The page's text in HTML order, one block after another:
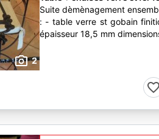
2
Suite dèmènagement
: - table verre st gobain
épaisseur 18,5 mm